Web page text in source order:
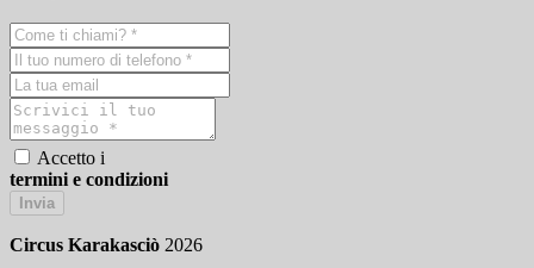
Accetto i
termini e condizioni
Invia
Circus Karakasciò 2026